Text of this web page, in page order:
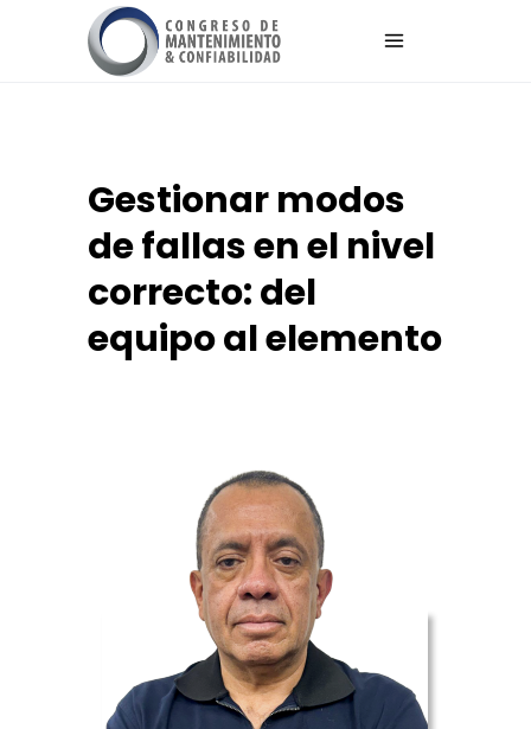
Gestionar modos
de fallas en el nivel
correcto: del
equipo al elemento